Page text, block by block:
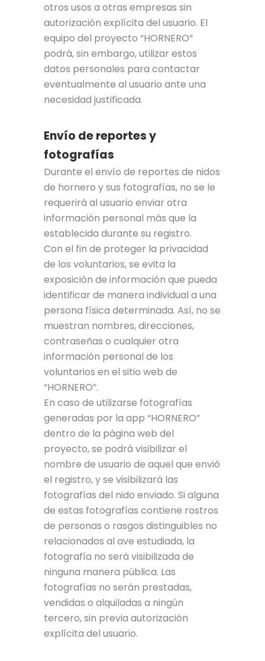
otros usos a otras empresas sin
autorización explícita del usuario. El
equipo del proyecto “HORNERO”
podrá, sin embargo, utilizar estos
datos personales para contactar
eventualmente al usuario ante una
necesidad justificada.
Envío de reportes y
fotografías
Durante el envío de reportes de nidos
de hornero y sus fotografías, no se le
requerirá al usuario enviar otra
información personal más que la
establecida durante su registro.
Con el fin de proteger la privacidad
de los voluntarios, se evita la
exposición de información que pueda
identificar de manera individual a una
persona física determinada. Así, no se
muestran nombres, direcciones,
contraseñas o cualquier otra
información personal de los
voluntarios en el sitio web de
“HORNERO”.
En caso de utilizarse fotografías
generadas por la app “HORNERO”
dentro de la página web del
proyecto, se podrá visibilizar el
nombre de usuario de aquel que envió
el registro, y se visibilizará las
fotografías del nido enviado. Si alguna
de estas fotografías contiene rostros
de personas o rasgos distinguibles no
relacionados al ave estudiada, la
fotografía no será visibilizada de
ninguna manera pública. Las
fotografías no serán prestadas,
vendidas o alquiladas a ningún
tercero, sin previa autorización
explícita del usuario.